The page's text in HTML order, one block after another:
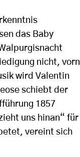
das Baby
nicht, vorn
wird Valentin
schiebt der
1857
uns hinan“ für
vereint sich